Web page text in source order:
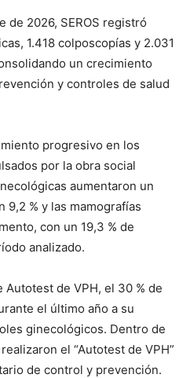
de 2026, SEROS registró
1.418 colposcopías y 2.031
un crecimiento
y controles de salud
progresivo en los
por la obra social
aumentaron un
9,2 % y las mamografías
con un 19,3 % de
analizado.
Autotest de VPH, el 30 % de
el último año a su
ginecológicos. Dentro de
el “Autotest de VPH”
de control y prevención.